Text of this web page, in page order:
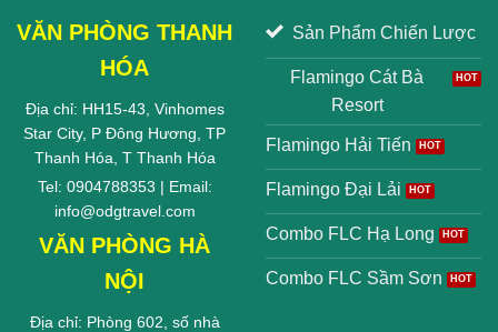
VĂN PHÒNG THANH
HÓA
Địa chỉ: HH15-43, Vinhomes
Star City, P Đông Hương, TP
Thanh Hóa, T Thanh Hóa
Tel: 0904788353 | Email:
info@odgtravel.com
VĂN PHÒNG HÀ
NỘI
Địa chỉ: Phòng 602, số nhà
Sản Phẩm Chiến Lược
Flamingo Cát Bà
Resort
Flamingo Hải Tiến
Flamingo Đại Lải
Combo FLC Hạ Long
Combo FLC Sầm Sơn